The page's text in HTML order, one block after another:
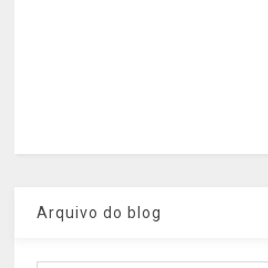
Arquivo do blog